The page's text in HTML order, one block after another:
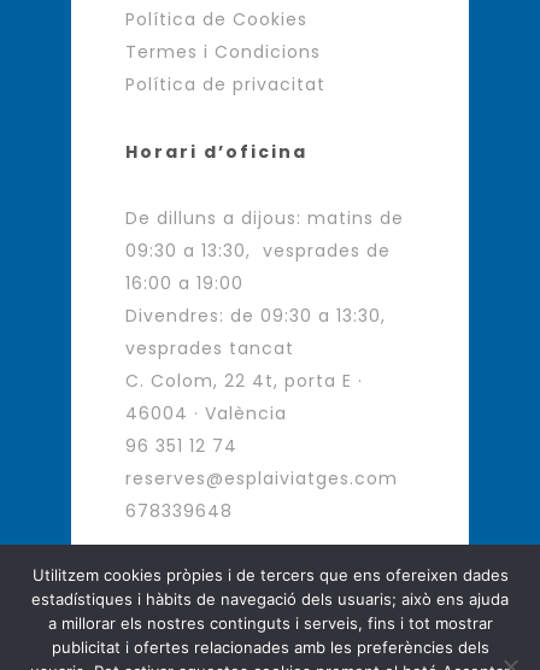
Política de Cookies
Termes i Condicions
Política de privacitat
Horari d’oficina
De dilluns a dijous: matins de
09:30 a 13:30, vesprades de
16:00 a 19:00
Divendres: de 09:30 a 13:30,
vesprades tancat
C. Colom, 22 4t, porta E ·
46004 · València
96 351 12 74
reserves@esplaiviatges.com
678339648
Agència de Viatges - Viatges d
´autor
Utilitzem cookies pròpies i de tercers que ens ofereixen dades
estadístiques i hàbits de navegació dels usuaris; això ens ajuda
a millorar els nostres continguts i serveis, fins i tot mostrar
publicitat i ofertes relacionades amb les preferències dels